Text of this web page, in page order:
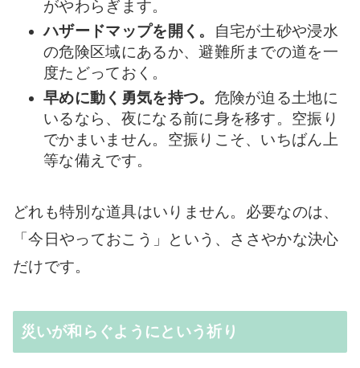
がやわらぎます。
ハザードマップを開く。
自宅が土砂や浸水
の危険区域にあるか、避難所までの道を一
度たどっておく。
早めに動く勇気を持つ。 危険が迫る土地に
いるなら、夜になる前に身を移す。空振り
でかまいません。空振りこそ、いちばん上
等な備えです。
どれも特別な道具はいりません。必要なのは、
「今日やっておこう」という、ささやかな決心
だけです。
災いが和らぐようにという祈り